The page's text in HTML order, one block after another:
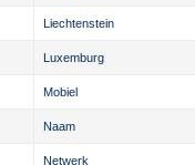
Liechtenstein
Luxemburg
Mobiel
Naam
Netwerk